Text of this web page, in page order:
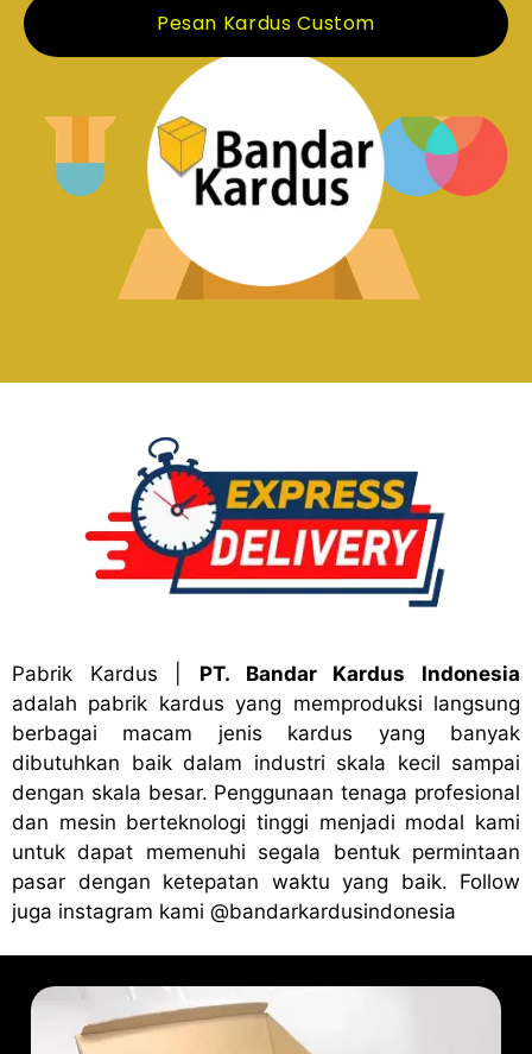
Pesan Kardus Custom
Pabrik Kardus
PT. Bandar Kardus Indonesia
adalah pabrik kardus yang memproduksi langsung
berbagai macam jenis kardus yang banyak
dibutuhkan baik dalam industri skala kecil sampai
dengan skala besar. Penggunaan tenaga profesional
dan mesin berteknologi tinggi menjadi modal kami
untuk dapat memenuhi segala bentuk permintaan
pasar dengan ketepatan waktu yang baik. Follow
juga instagram kami @bandarkardusindonesia